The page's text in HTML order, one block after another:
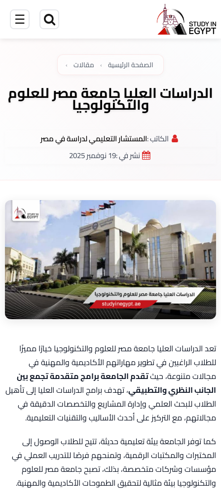
☰
الصفحة الرئيسية مقالات
الدراسات العليا جامعة مصر للعلوم
والتكنولوجيا
الكاتب :المستشار التعليمي لدراسة في مصر
نشر في :19 نوفمبر 2025
تعد الدراسات العليا جامعة مصر للعلوم والتكنولوجيا خيارًا مميزًا
للطلاب الراغبين في تطوير مهاراتهم الأكاديمية والمهنية في
مجالات متنوعة، حيثتقدم الجامعة برامج متقدمة تجمع بين
الجانب النظري والتطبيقي، تهدف برامج الدراسات العليا إلى تأهيل
الطلاب للبحث العلمي وإدارة المشاريع والتخصصات الدقيقة في
مجالاتهم، مع التركيز على أحدث الأساليب والتقنيات التعليمية.
كما توفر الجامعة بيئة تعليمية حديثة، تتيح للطلاب الوصول إلى
المختبرات والمكتبات الرقمية، وتمنحهم فرصًا للتدريب العملي في
مؤسسات وشركات متخصصة، بذلك، تصبح جامعة مصر للعلوم
والتكنولوجيا بيئة مثالية لتحقيق الطموحات الأكاديمية والمهنية.